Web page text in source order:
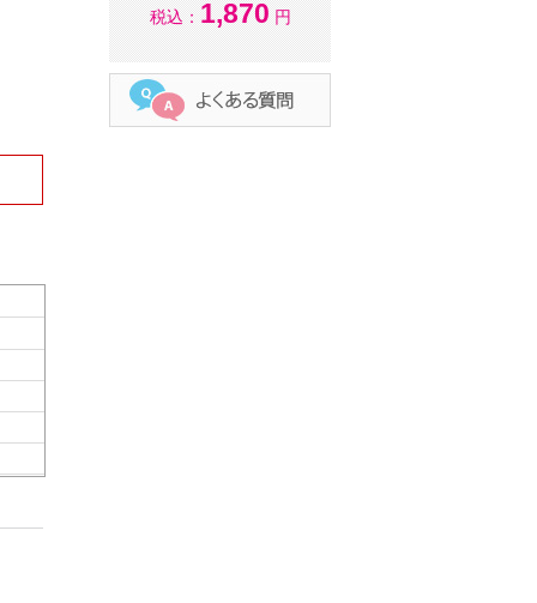
税込： 1,870 円